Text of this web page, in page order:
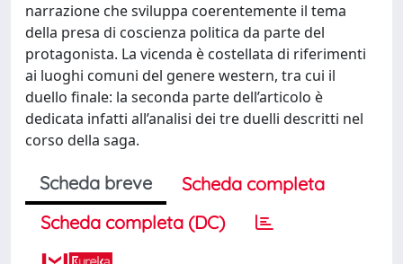
narrazione che sviluppa coerentemente il tema
della presa di coscienza politica da parte del
protagonista. La vicenda è costellata di riferimenti
ai luoghi comuni del genere western, tra cui il
duello finale: la seconda parte dell’articolo è
dedicata infatti all’analisi dei tre duelli descritti nel
corso della saga.
Scheda breve
Scheda completa
Scheda completa (DC)